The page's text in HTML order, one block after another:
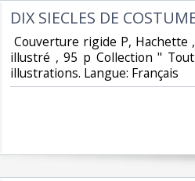
‎DIX SIECLES DE
Couverture rigide P,
illustré , 95 p Collection "
illustrations. Langue: Français ‎